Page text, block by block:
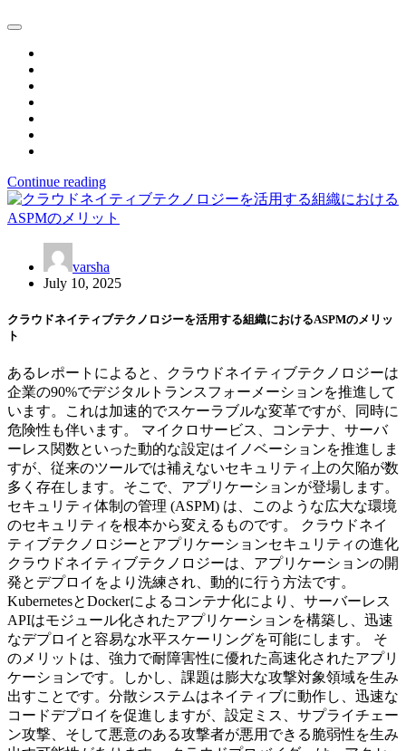
Continue reading
varsha
July 10, 2025
クラウドネイティブテクノロジーを活用する組織におけるASPMのメリッ
ト
あるレポートによると、クラウドネイティブテクノロジーは
企業の90%でデジタルトランスフォーメーションを推進して
います。これは加速的でスケーラブルな変革ですが、同時に
危険性も伴います。 マイクロサービス、コンテナ、サーバ
ーレス関数といった動的な設定はイノベーションを推進しま
すが、従来のツールでは補えないセキュリティ上の欠陥が数
多く存在します。そこで、アプリケーションが登場します。
セキュリティ体制の管理 (ASPM) は、このような広大な環境
のセキュリティを根本から変えるものです。 クラウドネイ
ティブテクノロジーとアプリケーションセキュリティの進化
クラウドネイティブテクノロジーは、アプリケーションの開
発とデプロイをより洗練され、動的に行う方法です。
KubernetesとDockerによるコンテナ化により、サーバーレス
APIはモジュール化されたアプリケーションを構築し、迅速
なデプロイと容易な水平スケーリングを可能にします。 そ
のメリットは、強力で耐障害性に優れた高速化されたアプリ
ケーションです。しかし、課題は膨大な攻撃対象領域を生み
出すことです。分散システムはネイティブに動作し、迅速な
コードデプロイを促進しますが、設定ミス、サプライチェー
ン攻撃、そして悪意のある攻撃者が悪用できる脆弱性を生み